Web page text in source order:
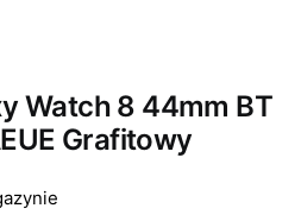
Watch 8 44mm BT
Grafitowy